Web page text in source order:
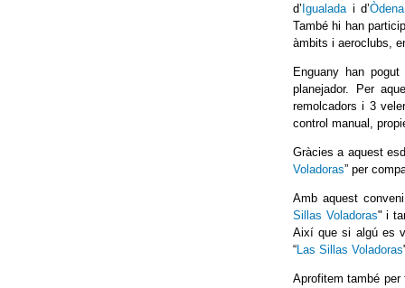
d’ Igualadai d’Òdena
També hi han
àmbits i aeroclubs,
Enguany han
planejador. Per
remolcadors i 3
control manual,
Gràcies a aquest
Voladoras” per
Amb aquest
Sillas Voladoras" i
Així que si algú es
“Las Sillas Voladoras
Aprofitem també